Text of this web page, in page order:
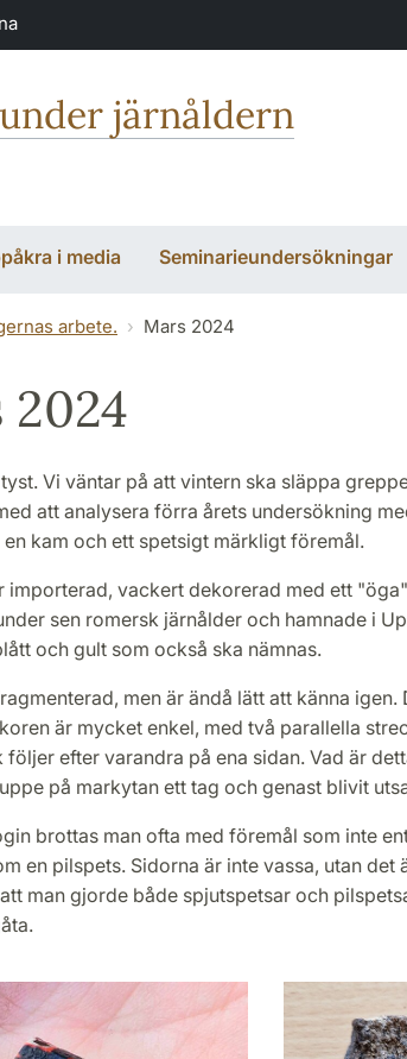
järnåldern
i media Seminarieundersökningar
arbete. Mars 2024
2024
Vi väntar på att vintern ska släppa
att analysera förra årets undersökning
kam och ett spetsigt märkligt föremål.
importerad, vackert dekorerad med ett
sen romersk järnålder och hamnade i
och gult som också ska nämnas.
men är ändå lätt att känna
är mycket enkel, med två parallella
efter varandra på ena sidan. Vad är
på markytan ett tag och genast blivit
brottas man ofta med föremål som inte
en pilspets. Sidorna är inte vassa, utan
man gjorde både spjutspetsar och